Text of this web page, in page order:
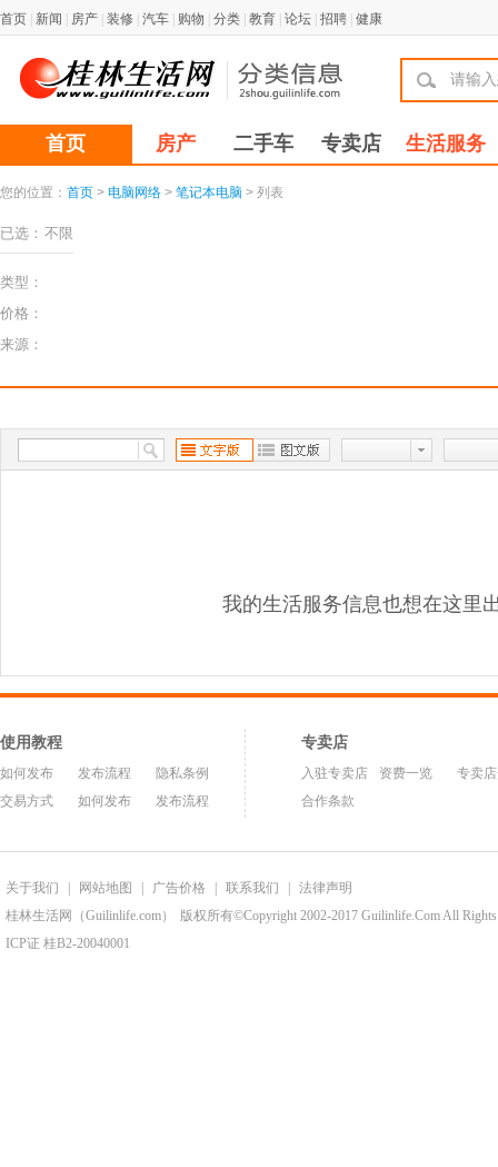
首页 新闻 房产 装修 汽车 购物 分类 教育 论坛 招聘 健康
首页 房产 二手车 专卖店 生活服务
您的位置： 首页 > 电脑网络 > 笔记本电脑 > 列表
已选： 不限
类型：
价格：
来源：
我的生活服务信息也想在这里
使用教程
如何发布 发布流程
隐私条例
交易方式
如何发布 发布流程
专卖店
入驻专卖店 资费一览
专卖
合作条款
关于我们 网站地图 广告价格 联系我们
法律声明
桂林生活网（Guilinlife.com）
版权所有©Copyright 2002-2017 Guilinlife.Com All Rights
ICP证 桂B2-20040001